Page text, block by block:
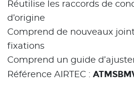
Réutilise les raccords de
d’origine
Comprend de nouveaux
fixations
Comprend un guide
Référence AIRTEC :